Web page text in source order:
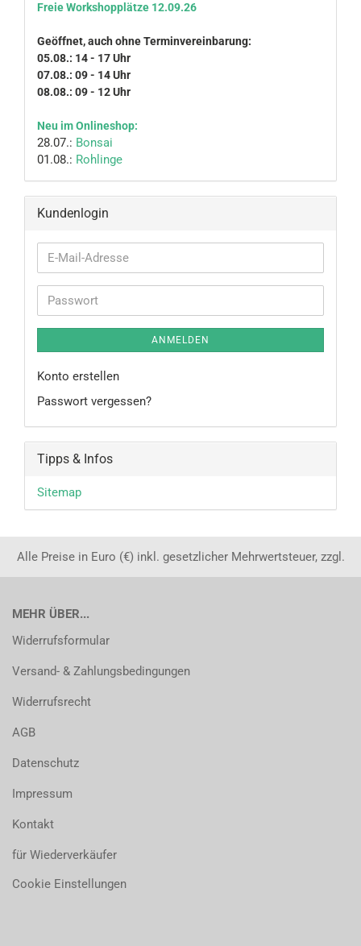
Freie Workshopplätze 12.09.26
Geöffnet, auch ohne Terminvereinbarung:
05.08.: 14 - 17 Uhr
07.08.: 09 - 14 Uhr
08.08.: 09 - 12 Uhr
Neu im Onlineshop:
28.07.: Bonsai
01.08.: Rohlinge
Kundenlogin
E-
Mail-
Passwort
ANMELDEN
Konto erstellen
Passwort vergessen?
Tipps & Infos
Sitemap
Alle Preise in Euro (€) inkl. gesetzlicher Mehrwertsteuer, zzgl.
MEHR ÜBER...
Widerrufsformular
Versand- & Zahlungsbedingungen
Widerrufsrecht
AGB
Datenschutz
Impressum
Kontakt
für Wiederverkäufer
Cookie Einstellungen